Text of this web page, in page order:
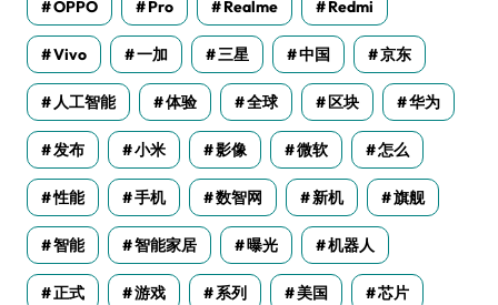
OPPO Pro Realme Redmi
Vivo 一加 三星 中国 京东
人工智能 体验 全球 区块 华为
发布 小米 影像 微软 怎么
性能 手机 数智网 新机 旗舰
智能 智能家居 曝光 机器人
正式 游戏 系列 美国 芯片